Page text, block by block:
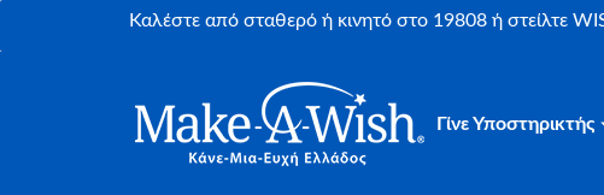
Καλέστε από σταθερό ή κινητό στο 19808 ή στείλτε
Γίνε Υποστηρικτής